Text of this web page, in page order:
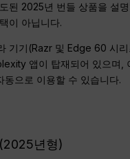
된 2025년 번들 상품을 설
이 아닙니다.
기기(Razr 및 Edge 60 시
앱이 탑재되어 있으며,
동으로 이용할 수 있습니다.
년형)